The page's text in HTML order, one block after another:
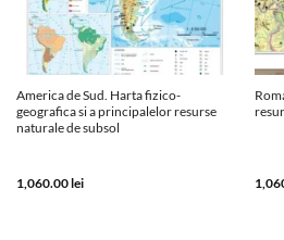
America de Sud. Harta fizico-
geografica si a principalelor resurse
naturale de subsol
1,060.00lei